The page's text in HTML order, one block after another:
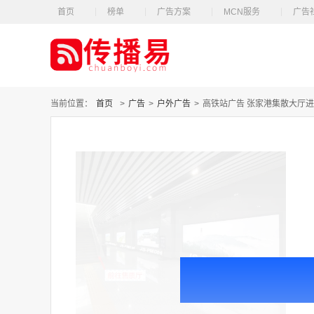
首页 榜单 广告方案 MCN服务 广告
当前位置： 首页 > 广告 > 户外广告 > 高铁站广告 张家港集散大厅